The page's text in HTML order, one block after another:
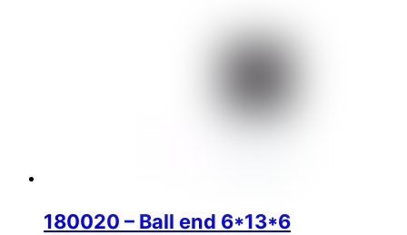
180020 – Ball end 6*13*6